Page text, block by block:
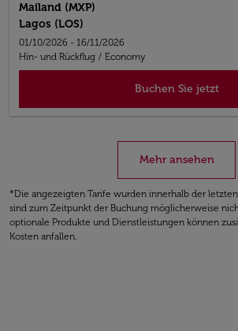
Mailand (MXP)
Lagos (LOS)
01/10/2026 - 16/11/2026
Hin- und Rückflug / Economy
Buchen Sie jetzt
Mehr ansehen
*Die angezeigten Tarife wurden innerhalb der
sind zum Zeitpunkt der Buchung möglicherweise
optionale Produkte und Dienstleistungen können
Kosten anfallen.